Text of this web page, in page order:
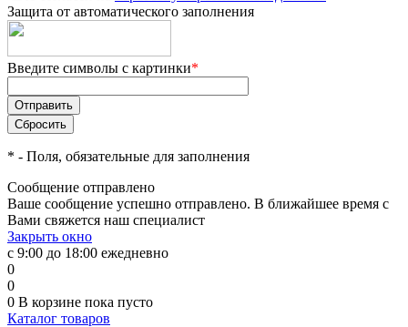
Защита от автоматического заполнения
Введите символы с картинки*
* - Поля, обязательные для заполнения
Сообщение отправлено
Ваше сообщение успешно отправлено. В ближайшее время с
Вами свяжется наш специалист
Закрыть окно
с 9:00 до 18:00 ежедневно
0
0
0 В корзине пока пусто
Каталог товаров